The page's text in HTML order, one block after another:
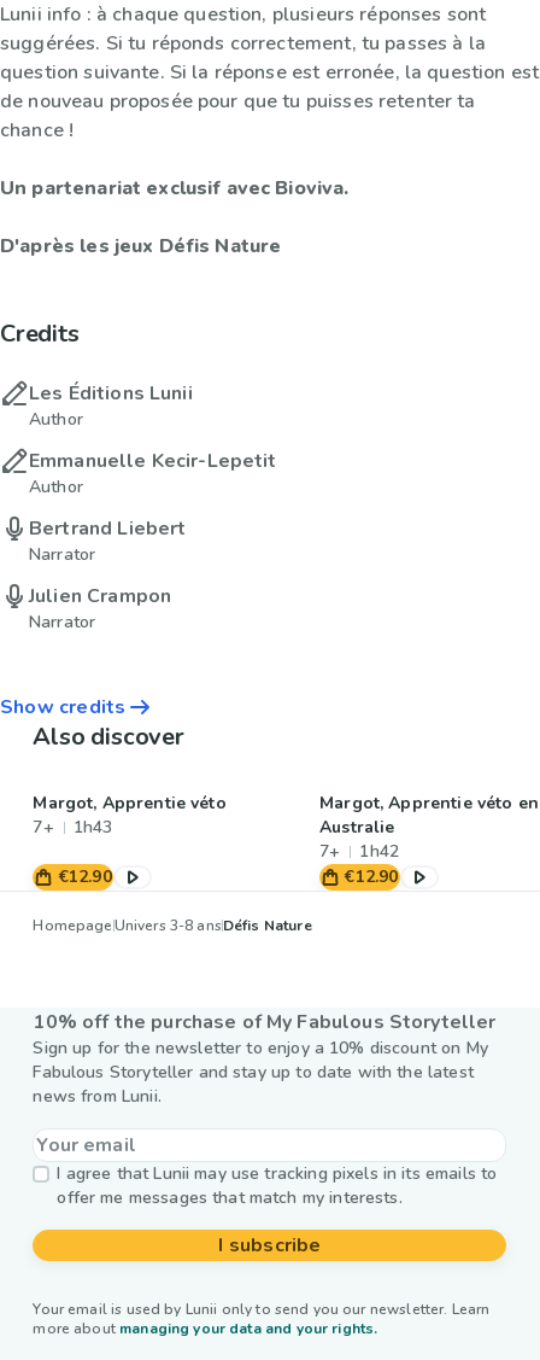
Lunii info : à chaque question, plusieurs réponses sont
suggérées. Si tu réponds correctement, tu passes à la
question suivante. Si la réponse est erronée, la question est
de nouveau proposée pour que tu puisses retenter ta
chance !
Un partenariat exclusif avec Bioviva.
D'après les jeux Défis Nature
Credits
Les Éditions Lunii
Author
Emmanuelle Kecir-Lepetit
Author
Bertrand Liebert
Narrator
Julien Crampon
Narrator
Show credits
Also discover
Margot, Apprentie véto
7+
1h43
€12.90
Margot, Apprentie véto en
Australie
7+
1h42
€12.90
HomepageUnivers 3-8 ansDéfis Nature
10% off the purchase of My Fabulous Storyteller
Sign up for the newsletter to enjoy a 10% discount on My
Fabulous Storyteller and stay up to date with the latest
news from Lunii.
I agree that Lunii may use tracking pixels in its emails to
offer me messages that match my interests.
I subscribe
Your email is used by Lunii only to send you our newsletter. Learn
more about managing your data and your rights.